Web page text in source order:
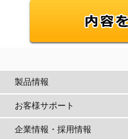
製品情報
お客様サポート
企業情報・採用情報